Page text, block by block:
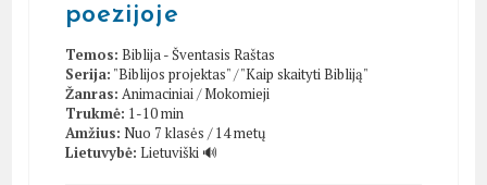
poezijoje
Temos: Biblija - Šventasis Raštas
Serija: "Biblijos projektas"/"Kaip skaityti Bibliją"
Žanras: Animaciniai/Mokomieji
Trukmė: 1-10 min
Amžius: Nuo 7 klasės / 14 metų
Lietuvybė: Lietuviški 🔊